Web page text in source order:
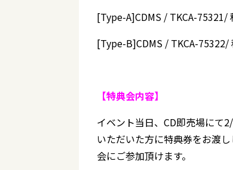
[Type-A]CDMS / TKCA-75321/
[Type-B]CDMS / TKCA-75322/
【特典会内容】
イベント当日、CD即売場に
いただいた方に特典券をお渡
会にご参加頂けます。